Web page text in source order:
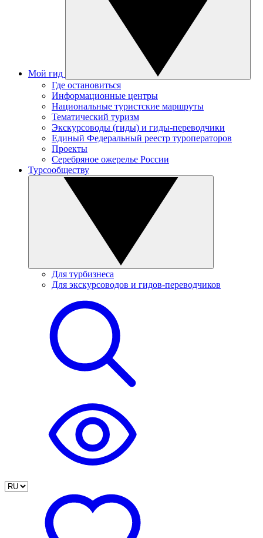
Мой гид
Где остановиться
Информационные центры
Национальные туристские маршруты
Тематический туризм
Экскурсоводы (гиды) и гиды-переводчики
Единый Федеральный реестр туроператоров
Проекты
Серебряное ожерелье России
Турсообществу
Для турбизнеса
Для экскурсоводов и гидов-переводчиков